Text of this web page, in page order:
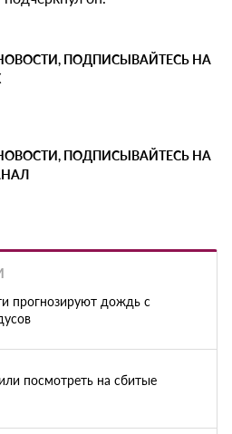
ПОДПИСЫВАЙТЕСЬ НА
ПОДПИСЫВАЙТЕСЬ НА
прогнозируют дождь с
посмотреть на сбитые